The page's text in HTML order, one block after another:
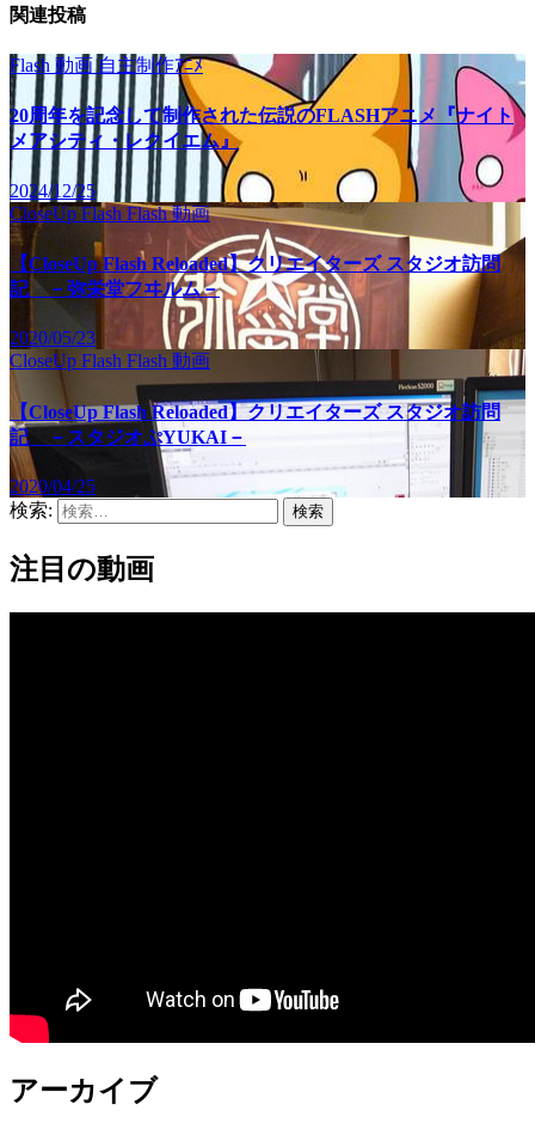
関連投稿
Flash 動画自主制作ｱﾆﾒ
20周年を記念して制作された伝説のFLASHアニメ『ナイト
メアシティ・レクイエム』
2024/12/25
CloseUp FlashFlash動画
【CloseUp Flash Reloaded】クリエイターズ スタジオ訪問
記 －弥栄堂フヰルム－
2020/05/23
CloseUp Flash Flash 動画
【CloseUp Flash Reloaded】クリエイターズ スタジオ訪問
記 －スタジオぷYUKAI－
2020/04/25
検索:
注目の動画
アーカイブ